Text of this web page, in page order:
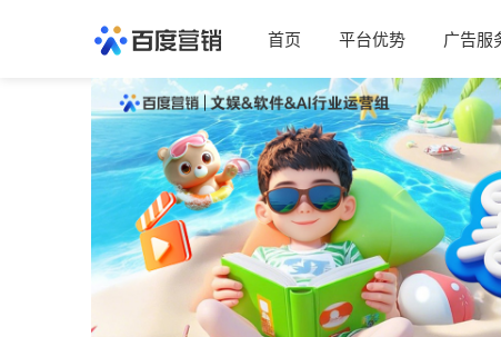
首页 平台优势 广告服